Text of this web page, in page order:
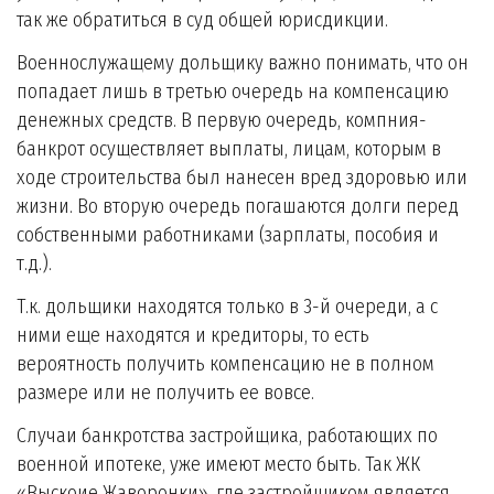
так же обратиться в суд общей юрисдикции.
Военнослужащему дольщику важно понимать, что он
попадает лишь в третью очередь на компенсацию
денежных средств. В первую очередь, компния-
банкрот осуществляет выплаты, лицам, которым в
ходе строительства был нанесен вред здоровью или
жизни. Во вторую очередь погашаются долги перед
собственными работниками (зарплаты, пособия и
т.д.).
Т.к. дольщики находятся только в 3-й очереди, а с
ними еще находятся и кредиторы, то есть
вероятность получить компенсацию не в полном
размере или не получить ее вовсе.
Случаи банкротства застройщика, работающих по
военной ипотеке, уже имеют место быть. Так ЖК